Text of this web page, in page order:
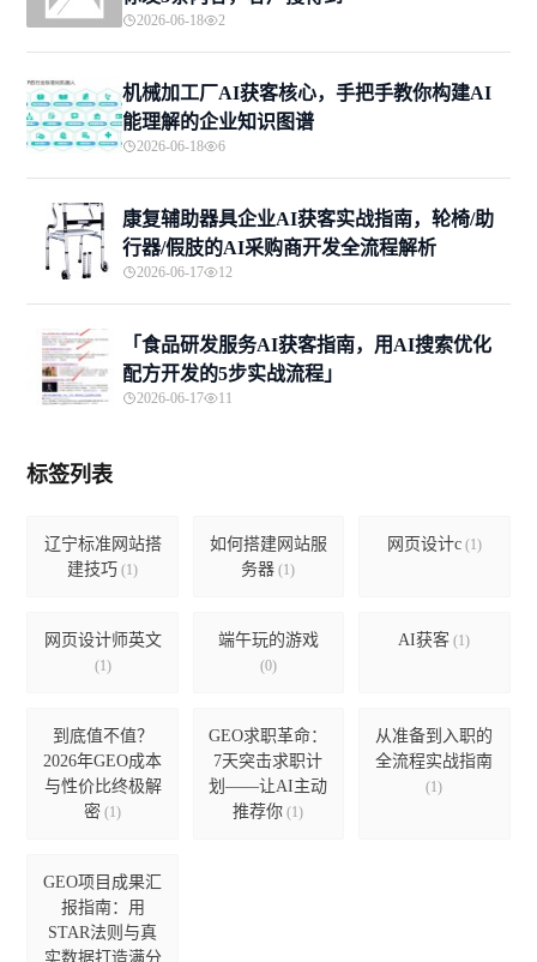
2026-06-18 2
机械加工厂AI获客核心，手把手教你构建AI
能理解的企业知识图谱
2026-06-18 6
康复辅助器具企业AI获客实战指南，轮椅/助
行器/假肢的AI采购商开发全流程解析
2026-06-17 12
「食品研发服务AI获客指南，用AI搜索优化
配方开发的5步实战流程」
2026-06-17 11
标签列表
辽宁标准网站搭
建技巧 (1)
如何搭建网站服
务器 (1)
网页设计c(1)
网页设计师英文
(1)
端午玩的游戏
(0)
AI获客 (1)
到底值不值？
2026年GEO成本
与性价比终极解
密 (1)
GEO求职革命：
7天突击求职计
划——让AI主动
推荐你 (1)
从准备到入职的
全流程实战指南
(1)
GEO项目成果汇
报指南：用
STAR法则与真
实数据打造满分